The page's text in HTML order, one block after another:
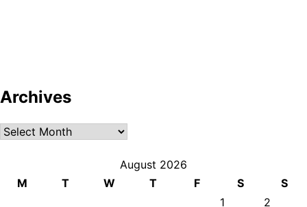
Archives
Archives
August 2026
M
T W T F S
S
1
2